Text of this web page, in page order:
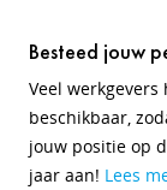
Besteed jouw
Veel
beschikbaar,
jouw positie op
jaar aan! Lees